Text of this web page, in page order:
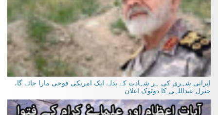
ایرانی شہری کی ہر شہادت کے بدلے ایک امریکی فوجی مارا جائے گا،
جنرل عبداللہی کا دوٹوک اعلان